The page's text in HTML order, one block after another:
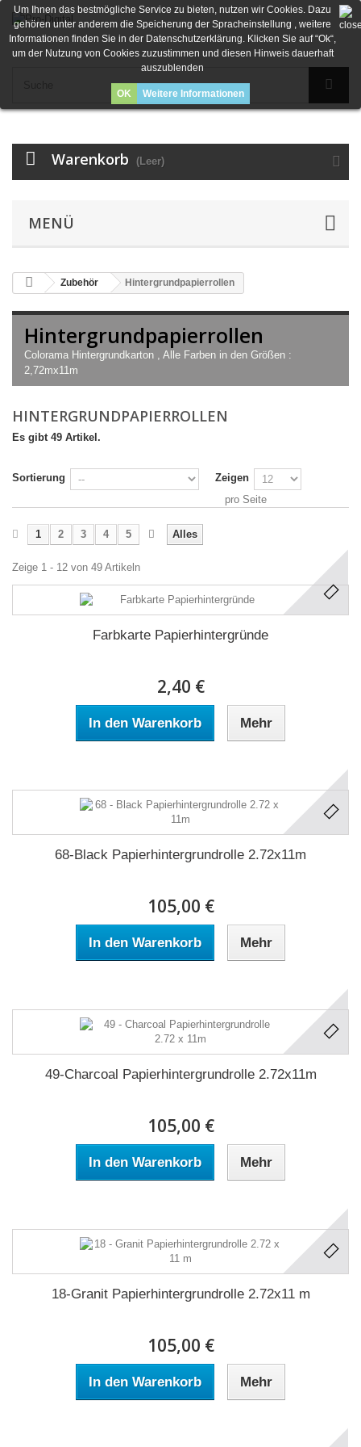
Warenkorb (Leer)
MENÜ
Um Ihnen das bestmögliche Service zu bieten, nutzen wir Cookies. Dazu
gehören unter anderem die Speicherung der Spracheinstellung , weitere
Informationen finden Sie in der Datenschutzerklärung. Klicken Sie auf “Ok“,
um der Nutzung von Cookies zuzustimmen und diesen Hinweis dauerhaft
auszublenden
OK Weitere Informationen
Zubehör Hintergrundpapierrollen
Hintergrundpapierrollen
Colorama Hintergrundkarton , Alle Farben in den Größen :
2,72mx11m
HINTERGRUNDPAPIERROLLEN
Es gibt 49 Artikel.
Sortierung
Zeigen
pro Seite
Alles
1 2 3 4 5
Zeige 1 - 12 von 49 Artikeln
Farbkarte Papierhintergründe
2,40 €
In den Warenkorb Mehr
68-Black Papierhintergrundrolle 2.72x11m
105,00 €
In den Warenkorb Mehr
49-Charcoal Papierhintergrundrolle 2.72x11m
105,00 €
In den Warenkorb Mehr
18-Granit Papierhintergrundrolle 2.72x11 m
105,00 €
In den Warenkorb Mehr